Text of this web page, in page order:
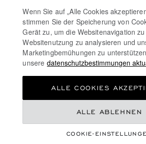
ZUM WARENKORB HINZUFÜGEN
NEWSLETTER ABONNIEREN
COOKIE-RICHTLINIE
Wenn Sie auf „Alle Cookies
stimmen Sie der Speicherung von
Gerät zu, um die Websitenavigation
Websitenutzung zu analysieren und
Marketingbemühungen zu
unsere datenschutzbestimmungen
COOKIE-
ALLE ABLEHNEN
ALLE COOKIES